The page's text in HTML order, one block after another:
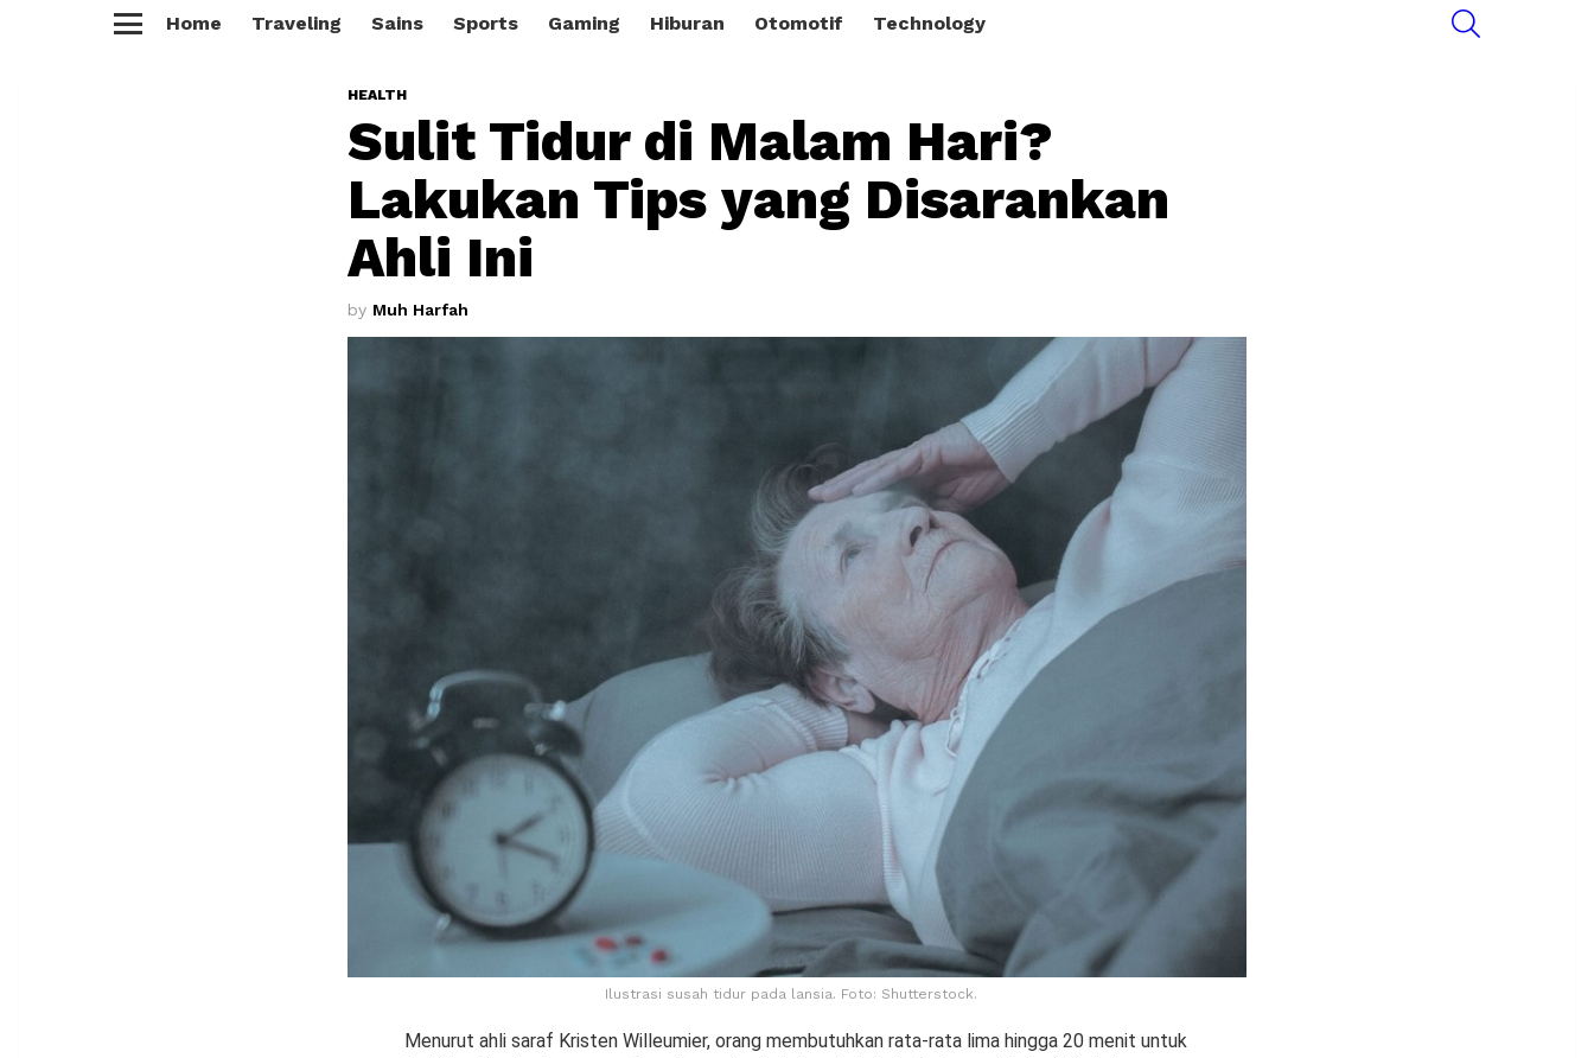
Home Traveling Sains Sports Gaming Hiburan Otomotif Technology
HEALTH
Sulit Tidur di Malam Hari?
Lakukan Tips yang Disarankan
Ahli Ini
by Muh Harfah
Ilustrasi susah tidur pada lansia. Foto: Shutterstock.
Menurut ahli saraf Kristen Willeumier, orang membutuhkan rata-rata lima hingga 20 menit untuk